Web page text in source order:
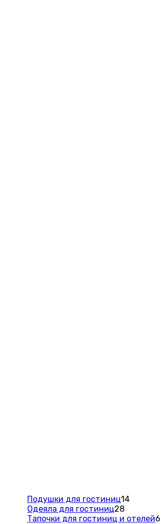
Подушки для гостиниц14
Одеяла для гостиниц28
Тапочки для гостиниц и отелей6